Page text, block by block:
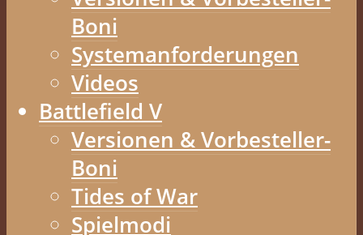
Boni
Systemanforderungen
Videos
Battlefield V
Versionen & Vorbesteller-
Boni
Tides of War
Spielmodi